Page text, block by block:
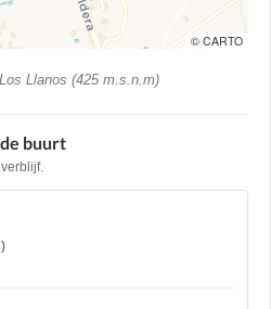
© CARTO
Llanos (425 m.s.n.m)
buurt